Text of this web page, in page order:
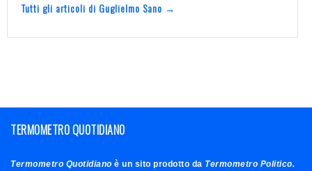
Tutti gli articoli di Guglielmo Sano →
TERMOMETRO QUOTIDIANO
Termometro Quotidiano è un sito prodotto da Termometro Politico.